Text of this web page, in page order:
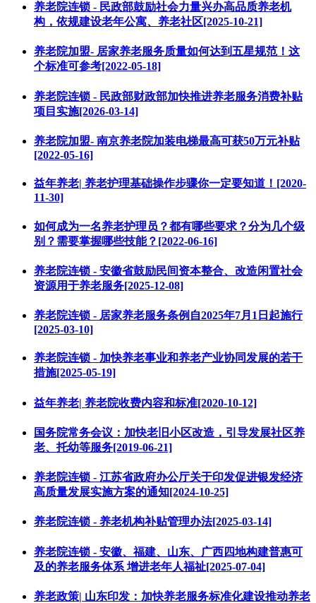
养老院连锁 - 民政部鼓励社会力量兴办高品质养老机
构，依规建设老年公寓、养老社区[2025-10-21]
养老院加盟- 居家养老服务质量如何达到五星规范！这
个标准可参考[2022-05-18]
养老院连锁 - 民政部财政部加快推进养老服务消费补贴
项目实施[2026-03-14]
养老院加盟- 南京养老院加装电梯最高可获50万元补贴
[2022-05-16]
益年养老| 养老护理基础操作步骤你一定要知道！[2020-
11-30]
如何成为一名养老护理员？都有哪些要求？分为几个级
别？需要掌握哪些技能？[2022-06-16]
养老院连锁 - 安徽省鼓励民间资本整合、改造闲置社会
资源用于养老服务[2025-12-08]
养老院连锁 - 居家养老服务条例自2025年7月1日起施行
[2025-03-10]
养老院连锁 - 加快养老事业和养老产业协同发展的若干
措施[2025-05-19]
益年养老| 养老院收费内容和标准[2020-10-12]
国务院常务会议：加快老旧小区改造，引导发展社区养
老、托幼等服务[2019-06-21]
养老院连锁 - 江苏省政府办公厅关于印发促进银发经济
高质量发展实施方案的通知[2024-10-25]
养老院连锁 - 养老机构补贴管理办法[2025-03-14]
养老院连锁 - 安徽、福建、山东、广西四地构建普惠可
及的养老服务体系 增进老年人福祉[2025-07-04]
养老政策| 山东印发：加快养老服务标准化建设推动养老